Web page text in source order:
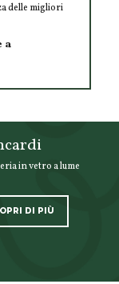
delle migliori
a
in vetro a lume
DI PIÙ